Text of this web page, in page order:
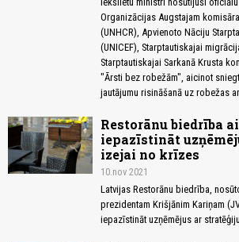
Organizācijas Augstajam
(UNHCR), Apvienoto Nāciju
(UNICEF), Starptautiskajai
Starptautiskajai Sarkanā Krusta
"Ārsti bez robežām", aicinot
jautājumu risināšanā uz robežas
Restorānu biedrība
iepazīstināt
izejai no krīzes
10.nov 2021
Latvijas Restorānu biedrība,
prezidentam Krišjānim Kariņam
iepazīstināt uzņēmējus ar